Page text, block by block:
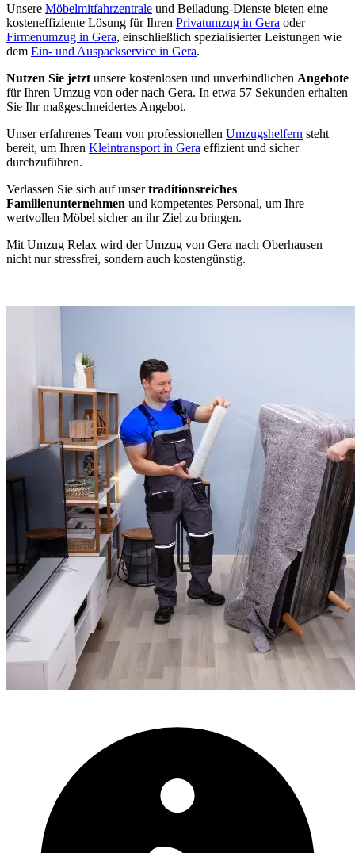
Unsere Möbelmitfahrzentrale und Beiladung-Dienste bieten eine
kosteneffiziente Lösung für Ihren Privatumzug in Gera oder
Firmenumzug in Gera, einschließlich spezialisierter Leistungen wie
dem Ein- und Auspackservice in Gera.
Nutzen Sie jetzt unsere kostenlosen und unverbindlichen Angebote
für Ihren Umzug von oder nach Gera. In etwa 57 Sekunden erhalten
Sie Ihr maßgeschneidertes Angebot.
Unser erfahrenes Team von professionellen Umzugshelfern steht
bereit, um Ihren Kleintransport in Gera effizient und sicher
durchzuführen.
Verlassen Sie sich auf unsertraditionsreiches
Familienunternehmen und kompetentes Personal, um Ihre
wertvollen Möbel sicher an ihr Ziel zu bringen.
Mit Umzug Relax wird der Umzug von Gera nach Oberhausen
nicht nur stressfrei, sondern auch kostengünstig.